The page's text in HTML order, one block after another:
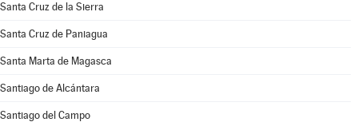
Santa Cruz de la Sierra
Santa Cruz de Paniagua
Santa Marta de Magasca
Santiago de Alcántara
Santiago del Campo